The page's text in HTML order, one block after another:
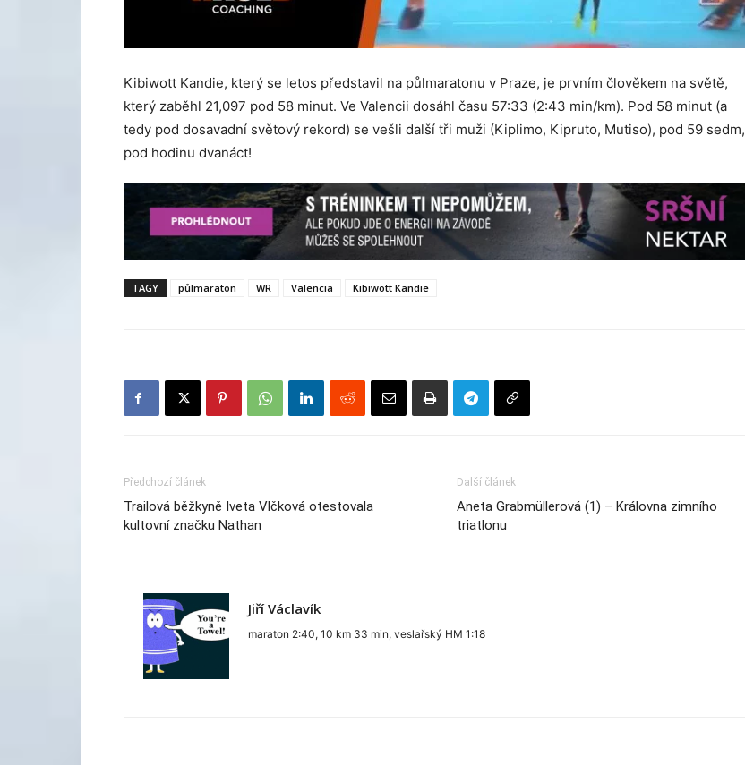
Kibiwott Kandie, který se letos představil na půlmaratonu v Praze, je prvním člověkem na světě,
který zaběhl 21,097 pod 58 minut. Ve Valencii dosáhl času 57:33 (2:43 min/km). Pod 58 minut (a
tedy pod dosavadní světový rekord) se vešli další tři muži (Kiplimo, Kipruto, Mutiso), pod 59 sedm,
pod hodinu dvanáct!
TAGY půlmaraton WR Valencia Kibiwott Kandie
Předchozí článek
Trailová běžkyně Iveta Vlčková otestovala
kultovní značku Nathan
Další článek
Aneta Grabmüllerová (1) – Královna zimního
triatlonu
Jiří Václavík
maraton 2:40, 10 km 33 min, veslařský HM 1:18